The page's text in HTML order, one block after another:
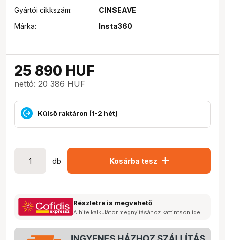
Gyártói cikkszám:
CINSEAVE
Márka:
Insta360
25 890 HUF
nettó: 20 386 HUF
Külső raktáron (1-2 hét)
db Kosárba tesz add
Részletre is megvehető
A hitelkalkulátor megnyitásához kattintson ide!